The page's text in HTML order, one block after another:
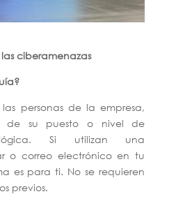
ciberamenazas
personas de la empresa,
de su puesto o nivel de
Si utilizan una
o correo electrónico en tu
es para ti. No se requieren
previos.